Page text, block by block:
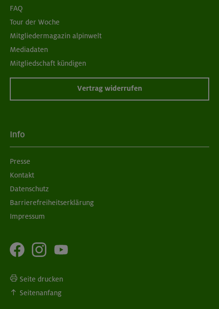
FAQ
Tour der Woche
Mitgliedermagazin alpinwelt
Mediadaten
Mitgliedschaft kündigen
Vertrag widerrufen
Info
Presse
Kontakt
Datenschutz
Barrierefreiheitserklärung
Impressum
Seite drucken
Seitenanfang